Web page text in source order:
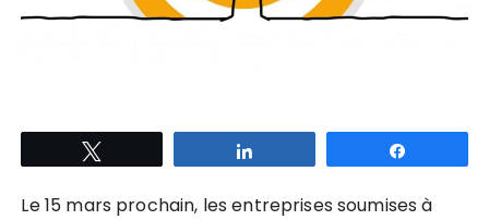
Le 15 mars prochain, les entreprises soumises à